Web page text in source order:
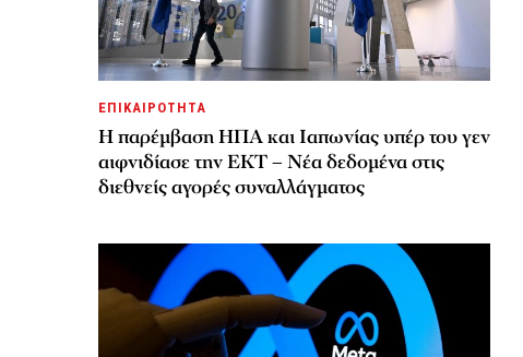
ΕΠΙΚΑΙΡΟΤΗΤΑ
Η παρέμβαση ΗΠΑ και Ιαπωνίας υπέρ του γεν
αιφνιδίασε την ΕΚΤ – Νέα δεδομένα στις
διεθνείς αγορές συναλλάγματος